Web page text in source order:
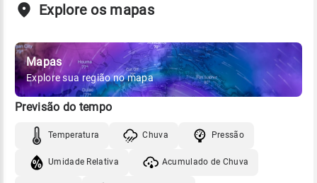
Explore os mapas
Mapas
Explore sua região no mapa
Previsão do tempo
Temperatura Chuva Pressão
Umidade Relativa Acumulado de Chuva